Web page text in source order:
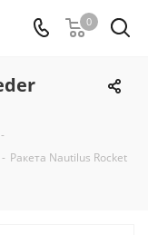
0
-
- Ракета Nautilus Rocket